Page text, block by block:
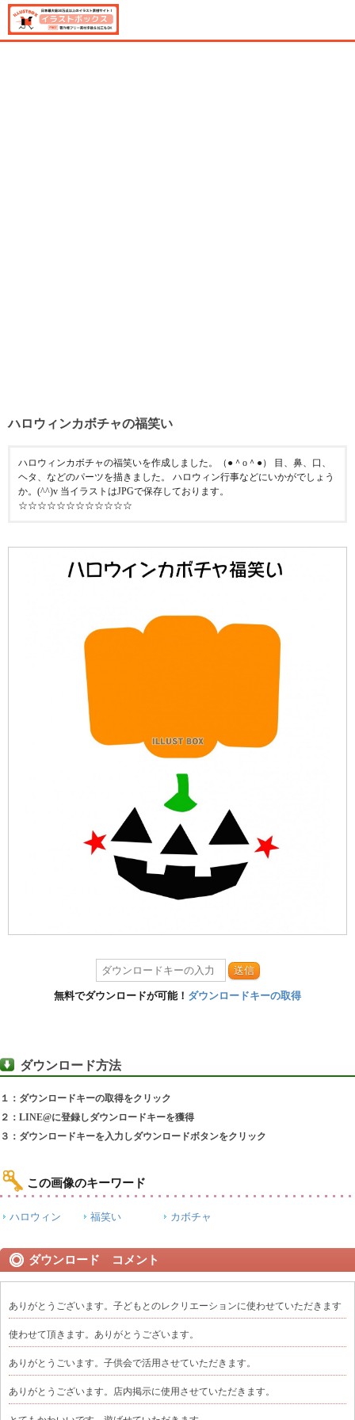
ハロウィンカボチャの福笑い
ハロウィンカボチャの福笑いを作成しました。（●＾o＾●） 目、鼻、口、
ヘタ、などのパーツを描きました。 ハロウィン行事などにいかがでしょう
か。(^^)v 当イラストはJPGで保存しております。
☆☆☆☆☆☆☆☆☆☆☆☆
送信
無料でダウンロードが可能！ ダウンロードキーの取得
ダウンロード方法
１：ダウンロードキーの取得をクリック
２：LINE@に登録しダウンロードキーを獲得
３：ダウンロードキーを入力しダウンロードボタンをクリック
この画像のキーワード
ハロウィン 福笑い カボチャ
ダウンロード コメント
ありがとうございます。子どもとのレクリエーションに使わせていただきます
使わせて頂きます。ありがとうございます。
ありがとうごいます。子供会で活用させていただきます。
ありがとうございます。店内掲示に使用させていただきます。